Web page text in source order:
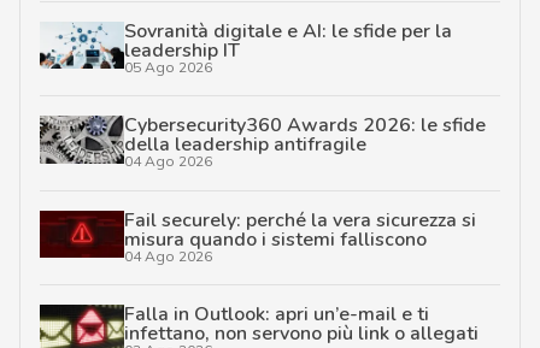
Sovranità digitale e AI: le sfide per la
leadership IT
05 Ago 2026
Cybersecurity360 Awards 2026: le sfide
della leadership antifragile
04 Ago 2026
Fail securely: perché la vera sicurezza si
misura quando i sistemi falliscono
04 Ago 2026
Falla in Outlook: apri un’e-mail e ti
infettano, non servono più link o allegati